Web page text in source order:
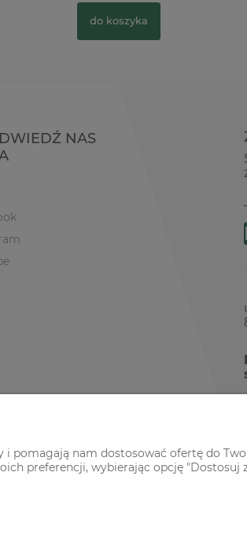
do koszyka
NAS
nam dostosować ofertę do
preferencji, wybierając opcję "Dostosuj